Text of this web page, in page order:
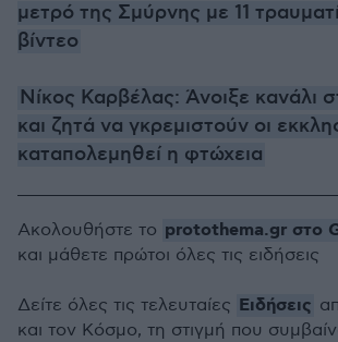
μετρό της Σμύρνης με 11
βίντεο
Νίκος Καρβέλας: Άνοιξε κανάλι
και ζητά να γκρεμιστούν οι
καταπολεμηθεί η φτώχεια
Ακολουθήστε το protothema.gr στο
και μάθετε πρώτοι όλες τις ειδήσεις
Δείτε όλες τις τελευταίες Ειδήσεις
και τον Κόσμο, τη στιγμή που